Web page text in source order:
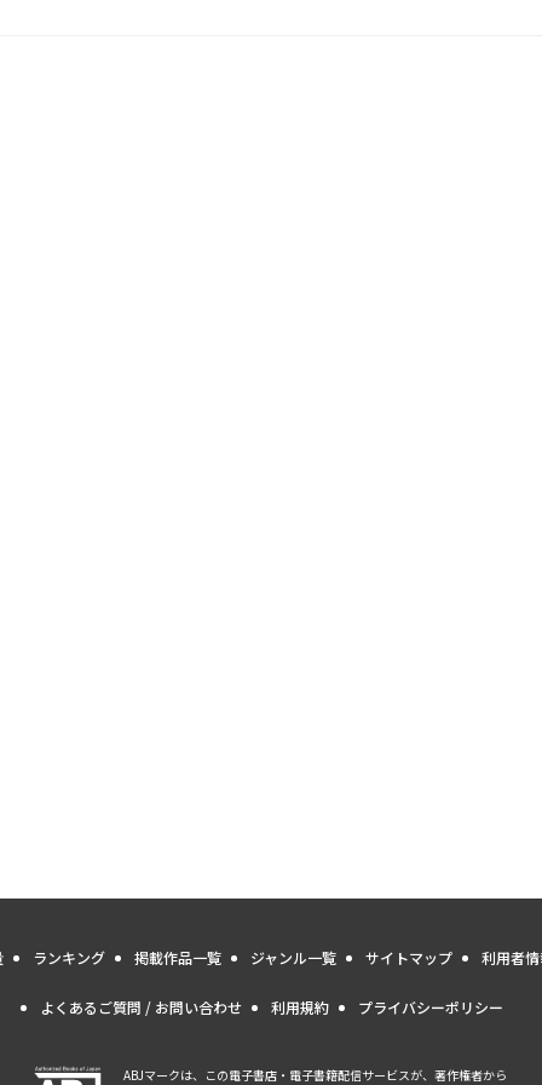
ランキング 掲載作品一覧 ジャンル一覧 サイトマップ 利用者
よくあるご質問 / お問い合わせ 利用規約 プライバシーポリシー
ABJマークは、この電子書店・電子書籍配信サービスが、著作権者から